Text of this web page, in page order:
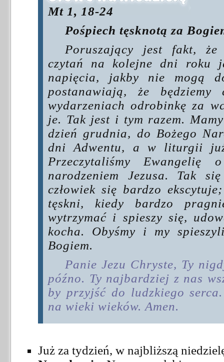
Mt 1, 18-24
Pośpiech tęsknotą za
Poruszający jest fakt, że
czytań na kolejne dni roku
napięcia, jakby nie mogą
postanawiają, że
wydarzeniach odrobinkę za
je. Tak jest i tym razem.
dzień grudnia, do Bożego
dni Adwentu, a w liturgii
Przeczytaliśmy
narodzeniem Jezusa. Tak
człowiek się bardzo
tęskni, kiedy bardzo
wytrzymać i spieszy się,
kocha. Obyśmy i my
Bogiem.
Panie Jezu Chryste, Ty
późno. Ty najbardziej z nas
by przyjść do ludzkiego
na wieki wieków. Amen.
Już za tydzień, w najbliższą